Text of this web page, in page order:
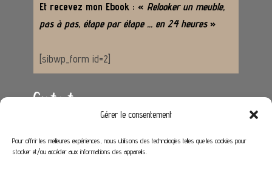
Gérer le consentement
Pour offrir les meilleures expériences, nous utilisons des technologies telles que les cookies pour
stocker et/ou accéder aux informations des appareils.
Et recevez mon Ebook : « Relooker un meuble,
pas à pas, étape par étape … en 24 heures »
[sibwp_form id=2]
Contact
contact@stephaniedeco.fr